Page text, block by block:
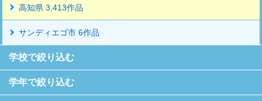
高知県 3,413作品
サンディエゴ市 6作品
学校で絞り込む
学年で絞り込む